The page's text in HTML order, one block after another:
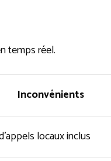
temps réel.
Inconvénients
locaux inclus